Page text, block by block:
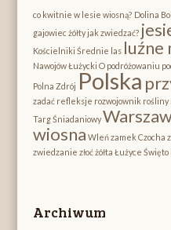
co kwitnie w lesie wiosną? Dolina
gajowiec żółtyjak zwiedzać?
Kościelniki Średnie las luźne
Nawojów Łużycki O podróżowaniu
Polna Zdrój Polska
zadać refleksje rozwojownik rośliny
Targ Śniadaniowy
wiosna Wleńzamek Czocha
zwiedzanie złoć żółta Łużyce Święto
Archiwum